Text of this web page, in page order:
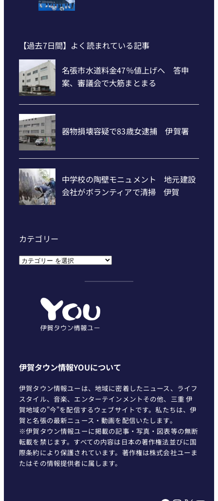
【過去7日間】よく読まれている記事
カテゴリー
カ
伊賀タウン情報YOUについて
伊賀タウン情報ユーは、地域に密着したニュース、ライフ
スタイル、音楽、エンターテインメントその他、三重 伊
賀地域の"今"を配信するウェブサイトです。私たちは、伊
賀と名張の最新ニュース・動画を配信いたします。
※伊賀タウン情報ユーに掲載の記事・写真・図表等の無断
転載を禁じます。すべての内容は日本の著作権法並びに国
際条約により保護されています。著作権は株式会社ユーま
たはその情報提供者に属します。